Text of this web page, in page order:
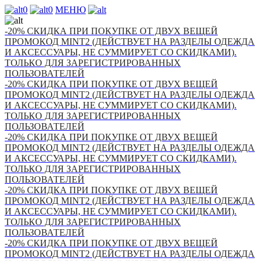
0 0 МЕНЮ
-20% СКИДКА ПРИ ПОКУПКЕ ОТ ДВУХ ВЕЩЕЙ
ПРОМОКОД MINT2 (ДЕЙСТВУЕТ НА РАЗДЕЛЫ ОДЕЖДА
И АКСЕССУАРЫ, НЕ СУММИРУЕТ СО СКИДКАМИ).
ТОЛЬКО ДЛЯ ЗАРЕГИСТРИРОВАННЫХ
ПОЛЬЗОВАТЕЛЕЙ
-20% СКИДКА ПРИ ПОКУПКЕ ОТ ДВУХ ВЕЩЕЙ
ПРОМОКОД MINT2 (ДЕЙСТВУЕТ НА РАЗДЕЛЫ ОДЕЖДА
И АКСЕССУАРЫ, НЕ СУММИРУЕТ СО СКИДКАМИ).
ТОЛЬКО ДЛЯ ЗАРЕГИСТРИРОВАННЫХ
ПОЛЬЗОВАТЕЛЕЙ
-20% СКИДКА ПРИ ПОКУПКЕ ОТ ДВУХ ВЕЩЕЙ
ПРОМОКОД MINT2 (ДЕЙСТВУЕТ НА РАЗДЕЛЫ ОДЕЖДА
И АКСЕССУАРЫ, НЕ СУММИРУЕТ СО СКИДКАМИ).
ТОЛЬКО ДЛЯ ЗАРЕГИСТРИРОВАННЫХ
ПОЛЬЗОВАТЕЛЕЙ
-20% СКИДКА ПРИ ПОКУПКЕ ОТ ДВУХ ВЕЩЕЙ
ПРОМОКОД MINT2 (ДЕЙСТВУЕТ НА РАЗДЕЛЫ ОДЕЖДА
И АКСЕССУАРЫ, НЕ СУММИРУЕТ СО СКИДКАМИ).
ТОЛЬКО ДЛЯ ЗАРЕГИСТРИРОВАННЫХ
ПОЛЬЗОВАТЕЛЕЙ
-20% СКИДКА ПРИ ПОКУПКЕ ОТ ДВУХ ВЕЩЕЙ
ПРОМОКОД MINT2 (ДЕЙСТВУЕТ НА РАЗДЕЛЫ ОДЕЖДА